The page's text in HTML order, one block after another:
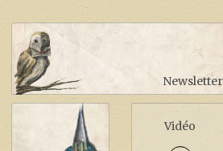
Newsletter
Vidéo